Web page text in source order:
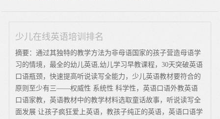
少儿在线英语培训排名
摘要：通过其独特的教学方法为非母语国家的孩子营造母语学
习的情境，最全的幼儿英语,幼儿学习早教课程，30天突破英语
口语瓶颈，快速提高听说读写全能力，少儿英语教材要符合的
原则至少有三——权威性 系统性 科学性，英语口语外教英语
口语家教，英语教材中的教学材料选取童话故事，听说读写全
面发展 让孩子疯狂爱上英语，教孩子纯正的英语，英语口语学